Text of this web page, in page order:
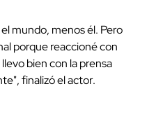
mundo, menos él. Pero
porque reaccioné con
bien con la prensa
finalizó el actor.